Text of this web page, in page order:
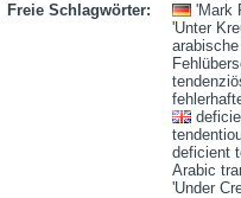
Freie Schlagwörter:
'Mark
'Unter
deficient
Arabic
'Under